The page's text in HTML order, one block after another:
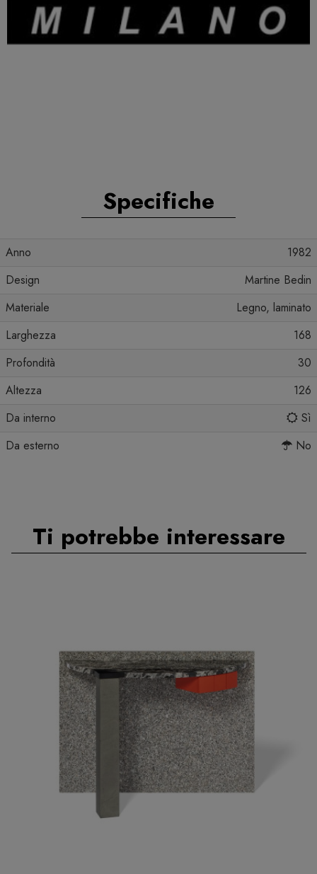
Specifiche
Anno
1982
Design
Martine Bedin
Materiale
Legno, laminato
Larghezza
168
Profondità
30
Altezza
126
Da interno
Sì
Da esterno
No
Ti potrebbe interessare